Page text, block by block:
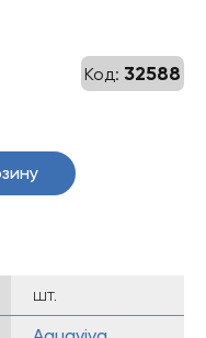
Код: 32588
шт.